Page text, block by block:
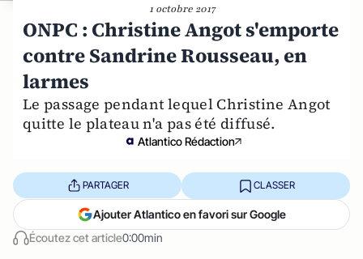
1 octobre 2017
ONPC : Christine Angot s'emporte
contre Sandrine Rousseau, en
larmes
Le passage pendant lequel Christine Angot
quitte le plateau n'a pas été diffusé.
Atlantico Rédaction
Écoutez cet article0:00min
PARTAGER CLASSER
Ajouter Atlantico en favori sur Google